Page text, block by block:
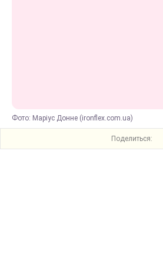
Фото: Марiус Донне (ironflex.com.ua)
Поделиться: